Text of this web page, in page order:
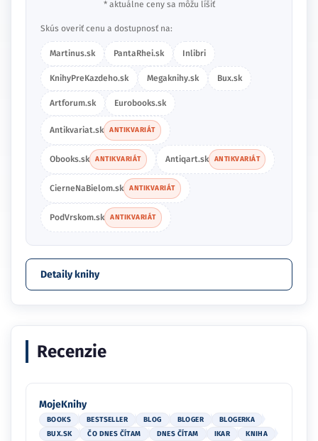
* aktuálne ceny sa môžu líšiť
Skús overiť cenu a dostupnosť na:
Martinus.sk PantaRhei.sk Inlibri
KnihyPreKazdeho.sk Megaknihy.sk Bux.sk
Artforum.sk Eurobooks.sk
Antikvariat.sk ANTIKVARIÁT
Obooks.sk ANTIKVARIÁT Antiqart.sk ANTIKVARIÁT
CierneNaBielom.sk ANTIKVARIÁT
PodVrskom.sk ANTIKVARIÁT
Detaily knihy
Recenzie
MojeKnihy
BOOKS BESTSELLER BLOG BLOGER
BLOGERKA
BUX.SK
ČO DNES ČÍTAM DNES ČÍTAM IKAR
KNIHA